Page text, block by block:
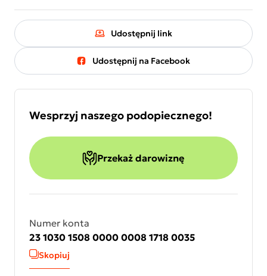
Udostępnij link
Udostępnij na Facebook
Wesprzyj naszego podopiecznego!
Przekaż darowiznę
Numer konta
23 1030 1508 0000 0008 1718 0035
Skopiuj